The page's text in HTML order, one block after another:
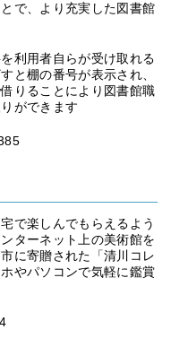
で、より充実した図書館
利用者自らが受け取れる
と棚の番号が表示され、
りることにより図書館職
ができます
で楽しんでもらえるよう
ターネット上の美術館を
に寄贈された「清川コレ
やパソコンで気軽に鑑賞